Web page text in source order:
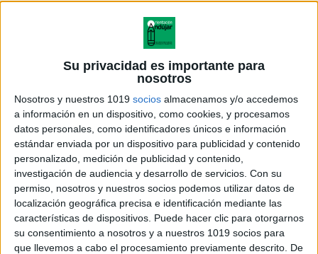
Su privacidad es importante para
nosotros
Nosotros y nuestros 1019 socios almacenamos y/o accedemos
a información en un dispositivo, como cookies, y procesamos
datos personales, como identificadores únicos e información
estándar enviada por un dispositivo para publicidad y contenido
personalizado, medición de publicidad y contenido,
investigación de audiencia y desarrollo de servicios. Con su
permiso, nosotros y nuestros socios podemos utilizar datos de
localización geográfica precisa e identificación mediante las
características de dispositivos. Puede hacer clic para otorgarnos
su consentimiento a nosotros y a nuestros 1019 socios para
que llevemos a cabo el procesamiento previamente descrito. De